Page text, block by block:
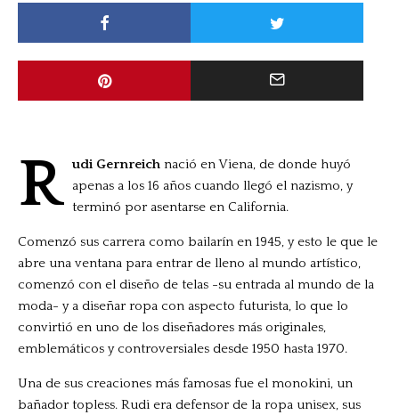
R udi Gernreich nació en Viena, de donde huyó
apenas a los 16 años cuando llegó el nazismo, y
terminó por asentarse en California.
Comenzó sus carrera como bailarín en 1945, y esto le que le
abre una ventana para entrar de lleno al mundo artístico,
comenzó con el diseño de telas -su entrada al mundo de la
moda- y a diseñar ropa con aspecto futurista, lo que lo
convirtió en uno de los diseñadores más originales,
emblemáticos y controversiales desde 1950 hasta 1970.
Una de sus creaciones más famosas fue el monokini, un
bañador topless. Rudi era defensor de la ropa unisex, sus